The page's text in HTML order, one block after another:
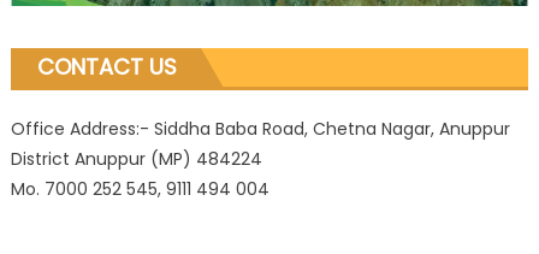
CONTACT US
Office Address:- Siddha Baba Road, Chetna Nagar, Anuppur
District Anuppur (MP) 484224
Mo. 7000 252 545, 9111 494 004